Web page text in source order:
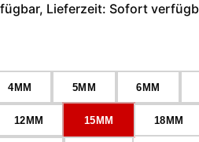
Lieferzeit: Sofort
4MM 5MM 6MM
12MM 15MM 18MM